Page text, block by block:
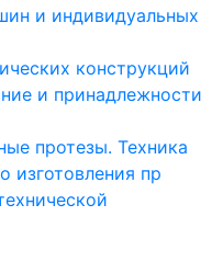
и индивидуальных
конструкций
и принадлежности
протезы. Техника
изготовления пр